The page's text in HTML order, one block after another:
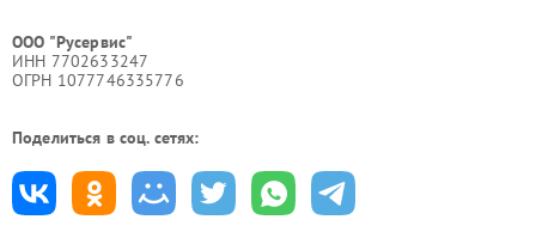
ООО "Русервис"
ИНН 7702633247
ОГРН 1077746335776
Поделиться в соц. сетях: